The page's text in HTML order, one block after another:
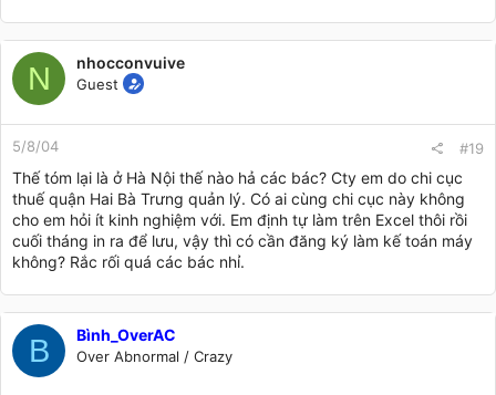
N nhocconvuive
Guest
5/8/04 #19
Thế tóm lại là ở Hà Nội thế nào hả các bác? Cty em do chi cục
thuế quận Hai Bà Trưng quản lý. Có ai cùng chi cục này không
cho em hỏi ít kinh nghiệm với. Em định tự làm trên Excel thôi rồi
cuối tháng in ra để lưu, vậy thì có cần đăng ký làm kế toán máy
không? Rắc rối quá các bác nhỉ.
B Bình_OverAC
Over Abnormal / Crazy